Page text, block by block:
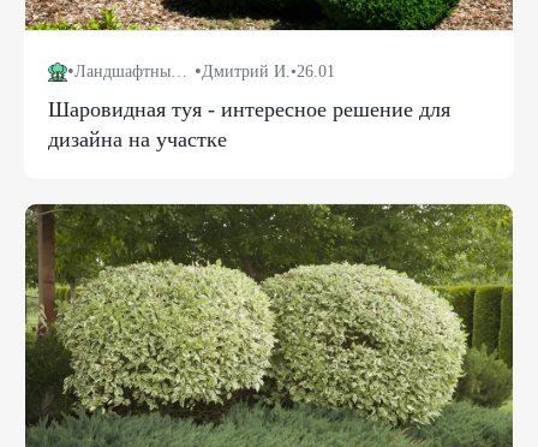
• Ландшафтный дизайн •Дмитрий И.•26.01
Шаровидная туя - интересное решение для
дизайна на участке